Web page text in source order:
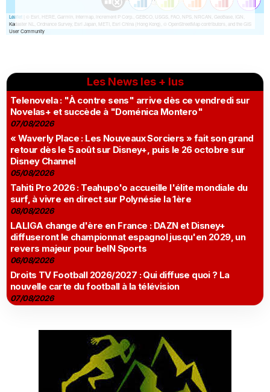
Les News les + lus
Telenovela : "À contre sens" arrive dès ce vendredi sur
Novelas+ et succède à "Doménica Montero"
07/08/2026
« Waverly Place : Les Nouveaux Sorciers » fait son grand
retour dès le 5 août sur Disney+, puis le 26 octobre sur
Disney Channel
05/08/2026
Tahiti Pro 2026 : Teahupo'o accueille l'élite mondiale du
surf, à vivre en direct sur Polynésie la 1ère
08/08/2026
LALIGA change d'ère en France : DAZN et Disney+
diffuseront le championnat espagnol jusqu'en 2029, un
revers majeur pour beIN Sports
06/08/2026
Droits TV Football 2026/2027 : Qui diffuse quoi ? La
nouvelle carte du football à la télévision
07/08/2026